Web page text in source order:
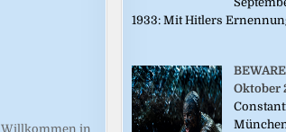
1933: Mit Hitlers
Oktober